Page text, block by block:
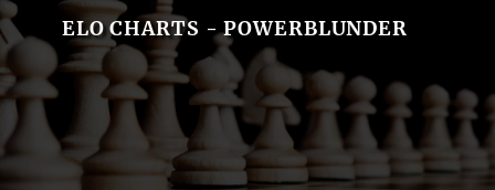
ELO CHARTS - POWERBLUNDER